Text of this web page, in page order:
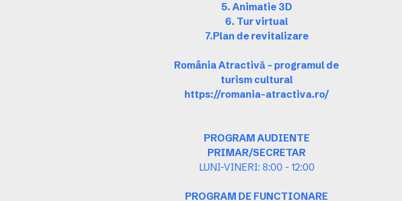
5. Animatie 3D
6. Tur virtual
7.Plan de revitalizare
România Atractivă – programul de
turism cultural
https://romania-atractiva.ro/
PROGRAM AUDIENTE
PRIMAR/SECRETAR
LUNI-VINERI: 8:00 - 12:00
PROGRAM DE FUNCTIONARE